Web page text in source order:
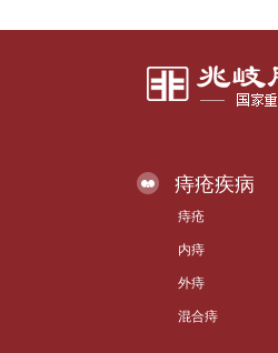
痔疮疾病
痔疮
内痔
外痔
混合痔